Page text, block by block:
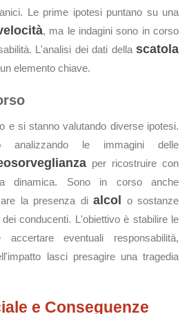
Le prime ipotesi puntano su una
, ma le indagini sono in corso
L'analisi dei dati della scatola
elemento chiave.
e si stanno valutando diverse ipotesi.
analizzando le immagini delle
per ricostruire con
dinamica. Sono in corso anche
la presenza di alcol
o sostanze
conducenti. L'obiettivo è stabilire le
eventuali responsabilità,
lasci presagire una tragedia
e Conseguenze